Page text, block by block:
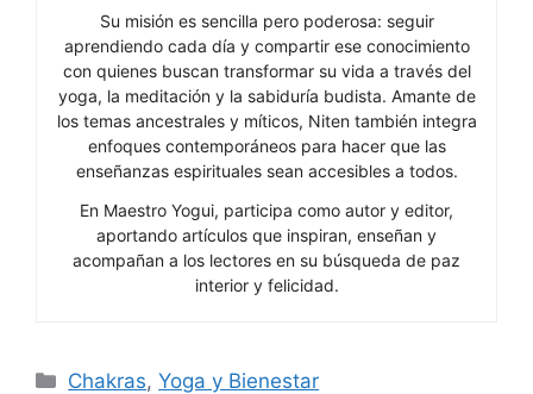
Su misión es sencilla pero poderosa: seguir
aprendiendo cada día y compartir ese conocimiento
con quienes buscan transformar su vida a través del
yoga, la meditación y la sabiduría budista. Amante de
los temas ancestrales y míticos, Niten también integra
enfoques contemporáneos para hacer que las
enseñanzas espirituales sean accesibles a todos.
En Maestro Yogui, participa como autor y editor,
aportando artículos que inspiran, enseñan y
acompañan a los lectores en su búsqueda de paz
interior y felicidad.
Categorías
Chakras,Yoga y Bienestar